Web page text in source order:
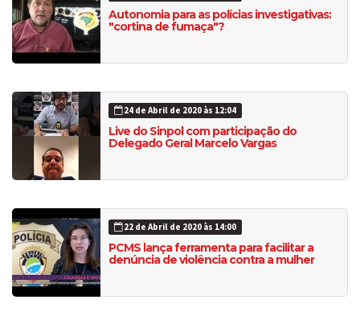
Autonomia para as polícias investigativas:
"cortina de fumaça"?
24 de Abril de 2020 às 12:04
Live do Sinpol com participação do
Delegado Geral Marcelo Vargas
22 de Abril de 2020 às 14:00
PCMS lança ferramenta para facilitar a
denúncia de violência contra a mulher